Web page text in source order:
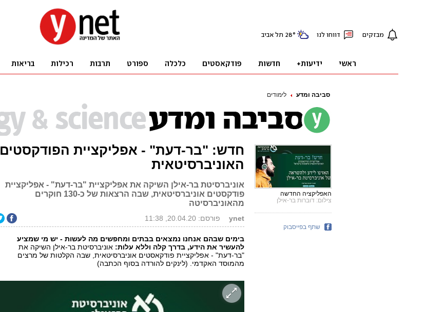
סביבה ומדע לימודים
חדש: "בר-דעת" - אפליקציית הפודקסטים
האוניברסיטאית
אוניברסיטת בר-אילן השיקה את אפליקציית "בר-דעת" - אפליקציית
פודקסטים אוניברסיטאית, שבה הרצאות של כ-130 חוקרים
מהאוניברסיטה
ynet פורסם: 20.04.20, 11:38
בימים שבהם אנחנו נמצאים בבתים ומחפשים מה לעשות - יש מי שמציע
להעשיר את הידע, בדרך קלה וללא עלות: אוניברסיטת בר-אילן השיקה את
"בר-דעת" - אפליקציית פודקאסטים אוניברסיטאית, שבה הקלטות של מרצים
מהמוסד האקדמי. (לינקים להורדה בסוף הכתבה)
האפליקציה החדשה
צילום: דוברות בר-אילן
שתף בפייסבוק